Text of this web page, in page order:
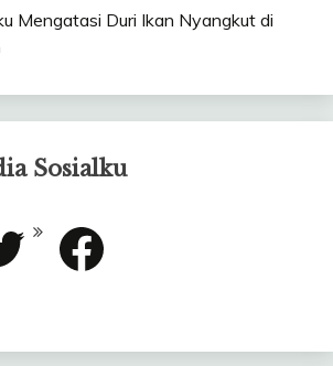
Mengatasi Duri Ikan Nyangkut di
Sosialku
Facebook